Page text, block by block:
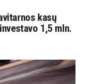
kasų
1,5 mln.